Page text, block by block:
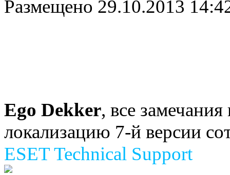
Размещено 29.10.2013
Ego Dekker, все
локализацию 7-й версии
ESET Technical Support